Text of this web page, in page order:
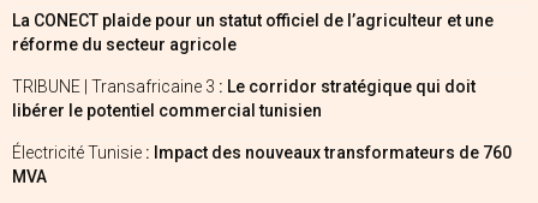
La CONECT plaide pour un statut officiel de l’agriculteur et une
réforme du secteur agricole
TRIBUNE | Transafricaine 3 : Le corridor stratégique qui doit
libérer le potentiel commercial tunisien
Électricité Tunisie : Impact des nouveaux transformateurs de 760
MVA